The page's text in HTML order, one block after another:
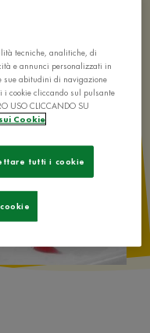
tecniche, analitiche, di
e annunci personalizzati in
sue abitudini di navigazione
i cookie cliccando sul pulsante
USO CLICCANDO SU
Cookie
tutti i cookie